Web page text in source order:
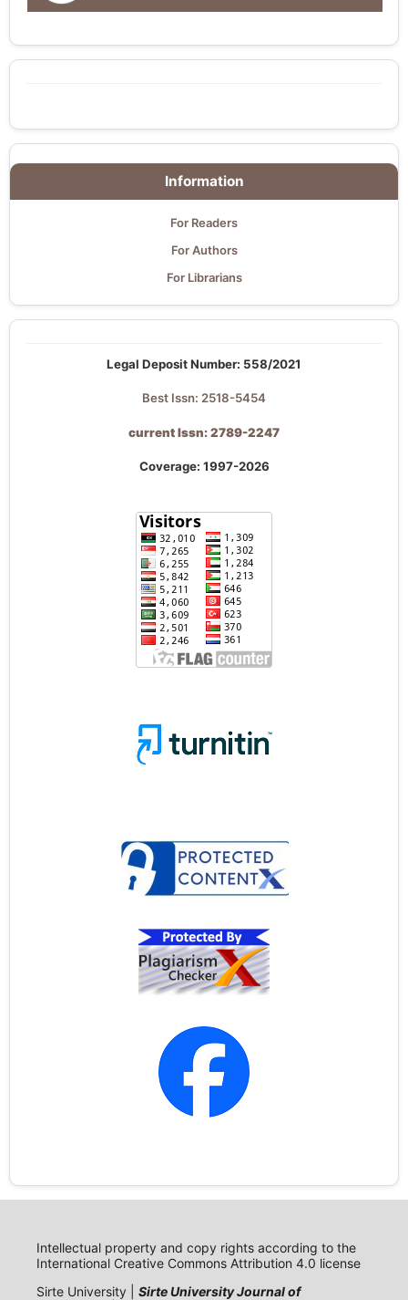
Information
For Readers
For Authors
For Librarians
Legal Deposit Number: 558/2021
Best Issn: 2518-5454
current Issn: 2789-2247
Coverage: 1997-2026
Intellectual property and copy rights according to the
International Creative Commons Attribution 4.0 license
Sirte University | Sirte University Journal of